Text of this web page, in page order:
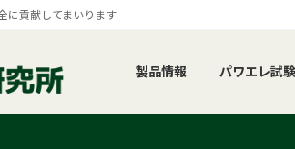
に貢献してまいります
製品情報 パワエレ試